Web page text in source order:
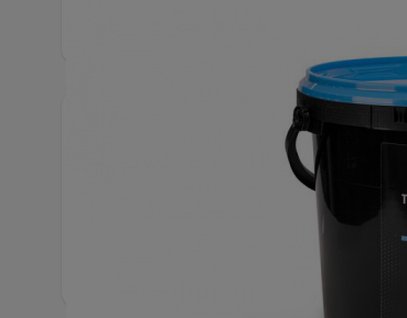
Högeffektiv däckmoteringspasta
montering och även avmontering av
rostbildning mellan däck och fälg.
grader celsius. Appliceras tunt med